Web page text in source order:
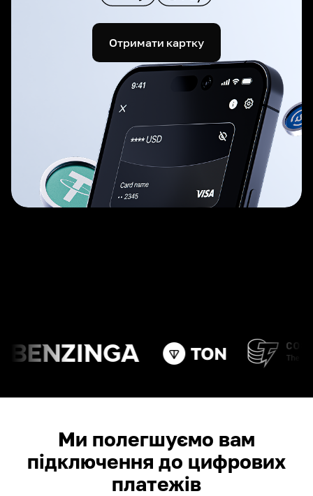
Отримати картку
Ми полегшуємо вам
підключення до цифрових
платежів